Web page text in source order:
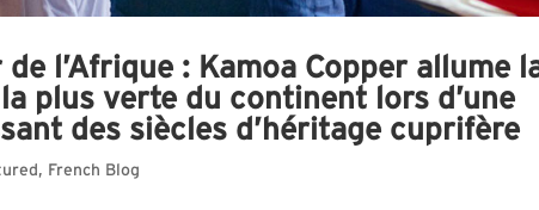
l’Afrique : Kamoa Copper allume
plus verte du continent lors d’une
des siècles d’héritage cuprifère
, French Blog